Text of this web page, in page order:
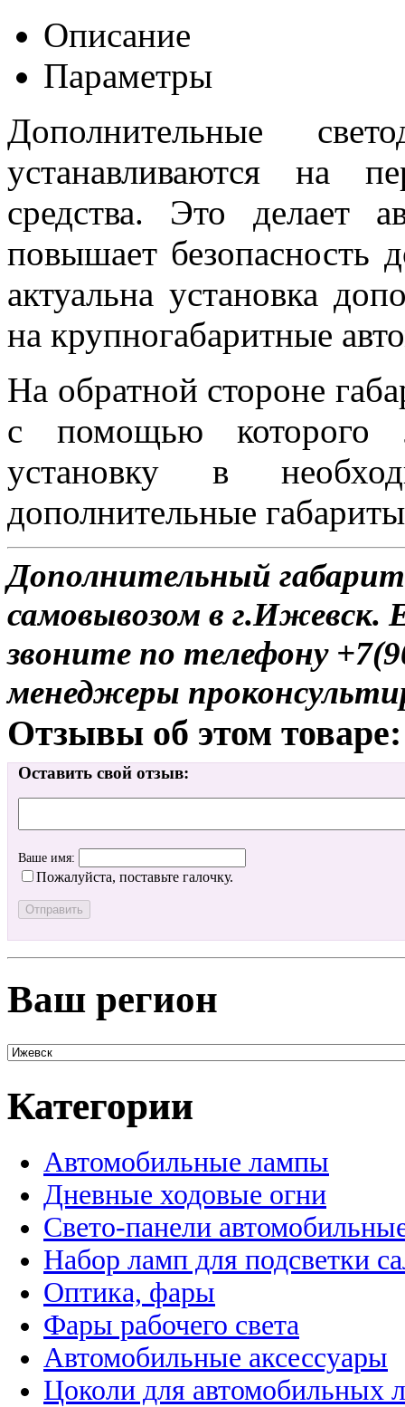
Описание
Параметры
Дополнительные
устанавливаются на
средства. Это делает
повышает безопасность
актуальна установка
на крупногабаритные
На обратной стороне
с помощью которого
установку в
дополнительные
Дополнительный
самовывозом в г.Ижевск.
звоните по телефону
менеджеры
Отзывы об этом товаре:
Оставить свой отзыв:
Ваше имя:
Пожалуйста, поставьте галочку.
Ваш регион
Категории
Автомобильные лампы
Дневные ходовые огни
Свето-панели
Набор ламп для подсветки
Оптика, фары
Фары рабочего света
Автомобильные аксессуары
Цоколи для автомобильных